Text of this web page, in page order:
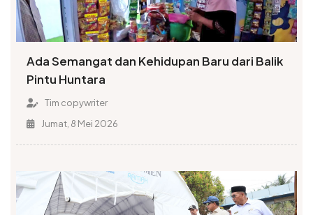
Ada Semangat dan Kehidupan Baru dari Balik
Pintu Huntara
Tim copywriter
Jumat, 8 Mei 2026